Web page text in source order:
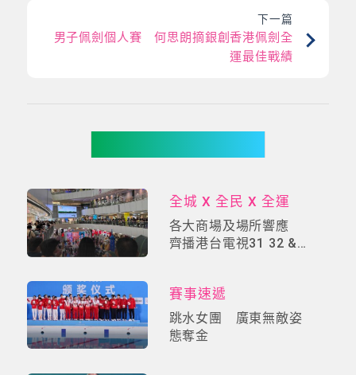
下一篇
男子佩劍個人賽 何思朗摘銀創香港佩劍全
運最佳戰績
全城 X 全民 X 全運
各大商場及場所響應
齊播港台電視31 32 &
賽事速遞
跳水女團 廣東無敵姿
態奪金